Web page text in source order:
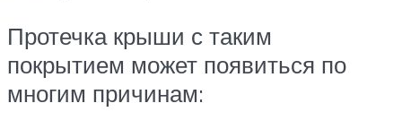
Протечка крыши с таким
покрытием может появиться по
многим причинам: